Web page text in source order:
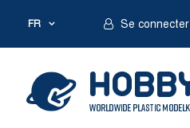
FR Se connecter